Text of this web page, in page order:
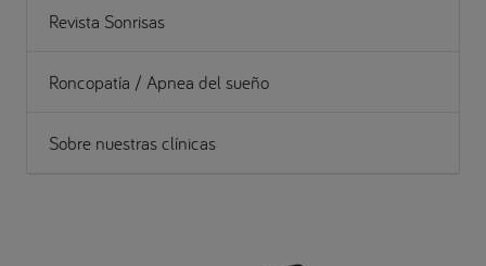
Revista Sonrisas
Roncopatía / Apnea del sueño
Sobre nuestras clínicas